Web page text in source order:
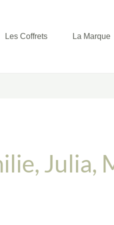
Les Coffrets La Marque
Julia,